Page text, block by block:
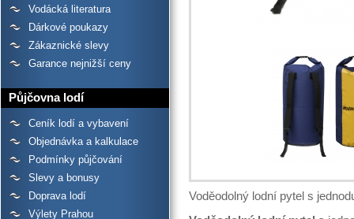
Vodácká literatura
Dárkové poukazy
Zákaznické slevy
Garance nejnižší ceny
Půjčovna lodí
Ceník lodí a vybavení
Objednávka a kalkulace
Podmínky půjčování
Slevy a bonusy
Doprava lodí
Výlety Prahou
Voděodolný lodní pytel s